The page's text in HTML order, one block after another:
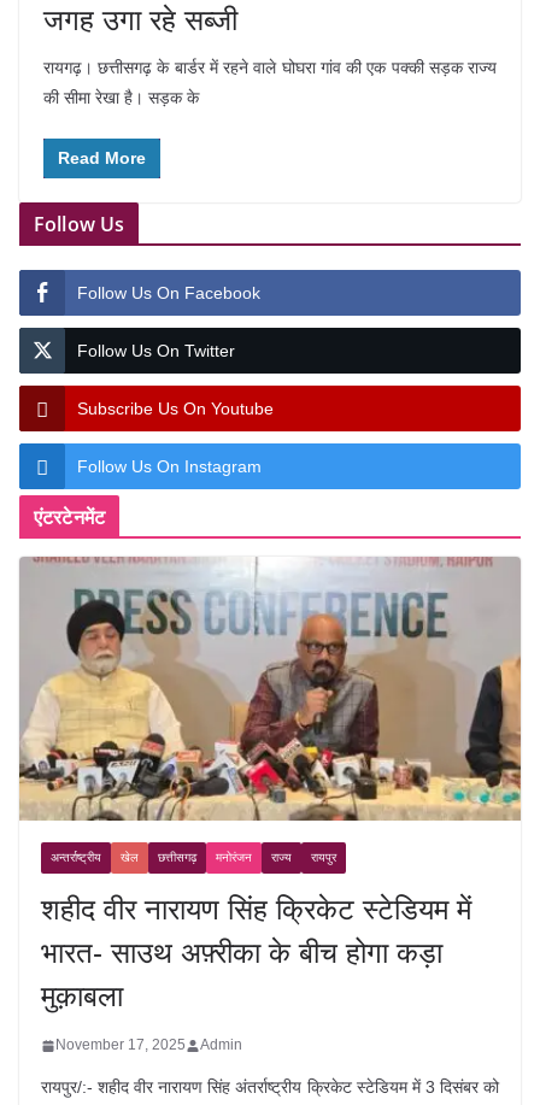
जगह उगा रहे सब्जी
रायगढ़। छत्तीसगढ़ के बार्डर में रहने वाले घोघरा गांव की एक पक्की सड़क राज्य
की सीमा रेखा है। सड़क के
Read More
Follow Us
Follow Us On Facebook
Follow Us On Twitter
Subscribe Us On Youtube
Follow Us On Instagram
एंटरटेनमेंट
अन्तर्राष्ट्रीय खेल छत्तीसगढ़ मनोरंजन राज्य रायपुर
शहीद वीर नारायण सिंह क्रिकेट स्टेडियम में
भारत- साउथ अफ़्रीका के बीच होगा कड़ा
मुक़ाबला
November 17, 2025 Admin
रायपुर/:- शहीद वीर नारायण सिंह अंतर्राष्ट्रीय क्रिकेट स्टेडियम में 3 दिसंबर को